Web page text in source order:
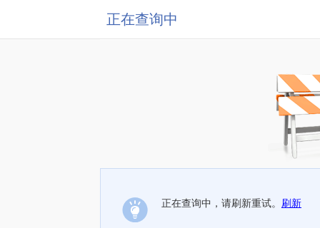
正在查询中
正在查询中，请刷新重试。 刷新